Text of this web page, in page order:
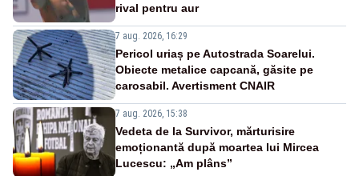
rival pentru aur
7 aug. 2026, 16:29
Pericol uriaș pe Autostrada Soarelui.
Obiecte metalice capcană, găsite pe
carosabil. Avertisment CNAIR
7 aug. 2026, 15:38
Vedeta de la Survivor, mărturisire
emoționantă după moartea lui Mircea
Lucescu: „Am plâns”